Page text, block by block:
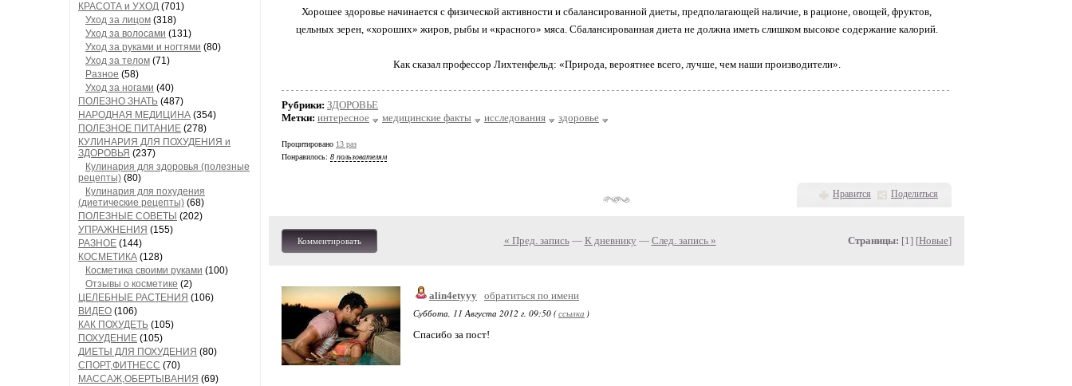
КРАСОТА и УХОД (701)
Уход за лицом (318)
Уход за волосами (131)
Уход за руками и ногтями (80)
Уход за телом (71)
Разное (58)
Уход за ногами (40)
ПОЛЕЗНО ЗНАТЬ (487)
НАРОДНАЯ МЕДИЦИНА (354)
ПОЛЕЗНОЕ ПИТАНИЕ (278)
КУЛИНАРИЯ ДЛЯ ПОХУДЕНИЯ и
ЗДОРОВЬЯ (237)
Кулинария для здоровья (полезные
рецепты) (80)
Кулинария для похудения
(диетические рецепты) (68)
ПОЛЕЗНЫЕ СОВЕТЫ (202)
УПРАЖНЕНИЯ (155)
РАЗНОЕ (144)
КОСМЕТИКА (128)
Косметика своими руками (100)
Отзывы о косметике (2)
ЦЕЛЕБНЫЕ РАСТЕНИЯ (106)
ВИДЕО (106)
КАК ПОХУДЕТЬ (105)
ПОХУДЕНИЕ (105)
ДИЕТЫ ДЛЯ ПОХУДЕНИЯ (80)
СПОРТ,ФИТНЕСС (70)
МАССАЖ,ОБЕРТЫВАНИЯ (69)
Хорошее здоровье начинается с физической активности и сбалансированной диеты, предполагающей наличие, в рационе, овощей, фруктов,
цельных зерен, «хороших» жиров, рыбы и «красного» мяса. Сбалансированная диета не должна иметь слишком высокое содержание калорий.
Как сказал профессор Лихтенфельд: «Природа, вероятнее всего, лучше, чем наши производители».
Рубрики: ЗДОРОВЬЕ
Метки: интересное медицинские факты исследования здоровье
Процитировано 13 раз
Понравилось: 8 пользователям
Нравится Поделиться
Комментировать « Пред. запись— К дневнику — След. запись » Страницы: [1] [Новые]
alin4etyyy обратиться по имени
Суббота, 11 Августа 2012 г. 09:50 (ссылка )
Спасибо за пост!